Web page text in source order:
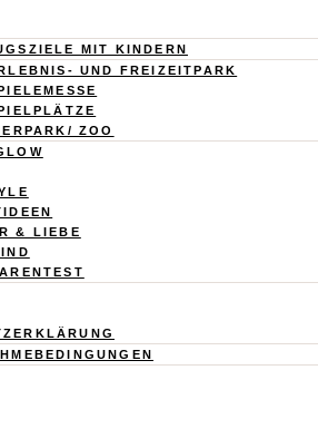
MIT KINDERN
UND FREIZEITPARK
ZOO
& LIEBE